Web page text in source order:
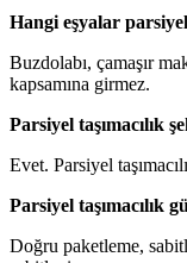
Hangi eşyalar
Buzdolabı, çamaşır
kapsamına girmez.
Parsiyel taşımacılık
Evet. Parsiyel
Parsiyel taşımacılık
Doğru paketleme,